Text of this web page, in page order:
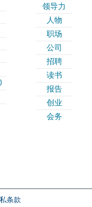
领导力
人物
职场
公司
招聘
读书
报告
创业
会务
条款